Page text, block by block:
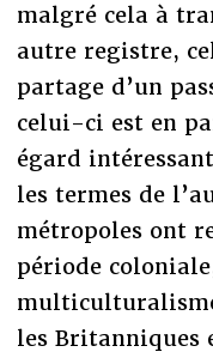
malgré cela à
autre registre,
partage d’un
celui-ci est en
égard
les termes de
métropoles ont
période
les